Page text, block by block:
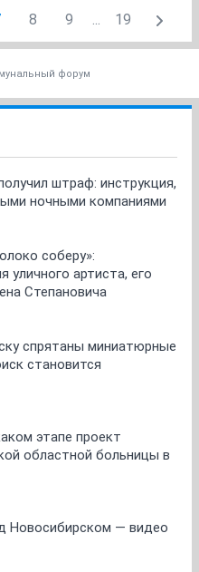
8 9 19
форум
штраф: инструкция,
ночными компаниями
соберу»:
уличного артиста, его
Степановича
спрятаны миниатюрные
становится
этапе проект
областной больницы в
Новосибирском — видео